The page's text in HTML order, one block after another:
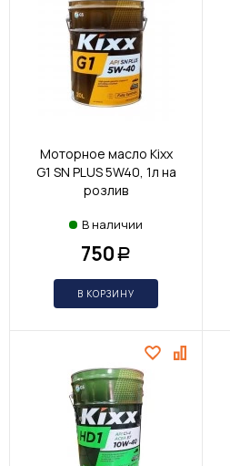
Моторное масло Kixx
G1 SN PLUS 5W40, 1л на
розлив
В наличии
750 Р
В КОРЗИНУ